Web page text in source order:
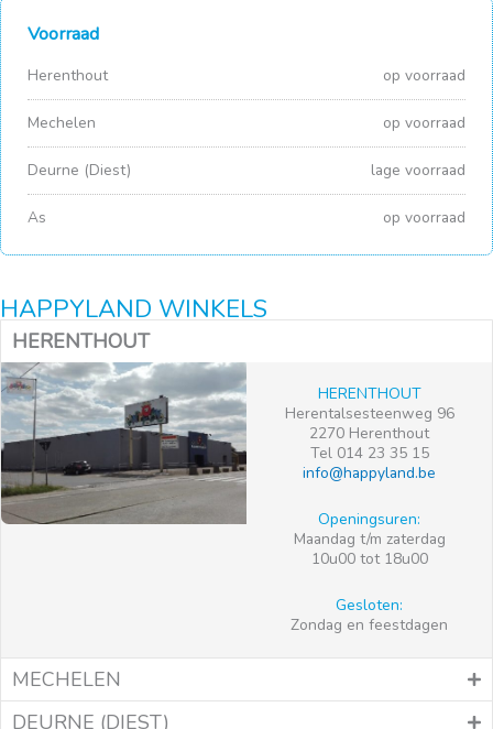
Voorraad
Herenthout op voorraad
Mechelen op voorraad
Deurne (Diest) lage voorraad
As op voorraad
HAPPYLAND WINKELS
HERENTHOUT
HERENTHOUT
Herentalsesteenweg 96
2270 Herenthout
Tel 014 23 35 15
info@happyland.be
Openingsuren:
Maandag t/m zaterdag
10u00 tot 18u00
Gesloten:
Zondag en feestdagen
MECHELEN
DEURNE (DIEST)